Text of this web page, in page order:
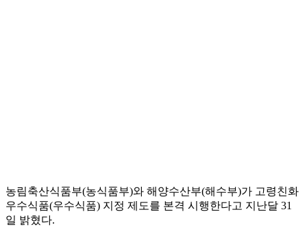
농림축산식품부(농식품부)와 해양수산부(해수부)가 고령친화
우수식품(우수식품) 지정 제도를 본격 시행한다고 지난달 31
일 밝혔다.